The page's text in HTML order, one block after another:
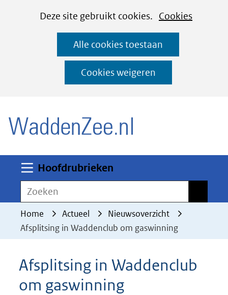
CookiesDeze site gebruikt cookies. Cookies
deze
worden
toegestaan
geweigerd.
Alle cookies toestaan
Cookies weigeren
Ga
naar
de
inhoud
Hoofdrubrieken
Zoeken
Home Actueel
Nieuwsoverzicht
Afsplitsing in Waddenclub om gaswinning
Afsplitsing in Waddenclub
om gaswinning